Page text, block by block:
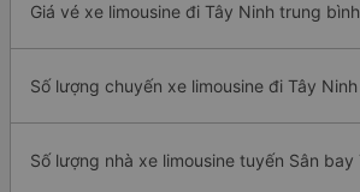
Giá vé xe limousine đi Tây Ninh trung bình
Số lượng chuyến xe limousine đi Tây Ninh
Số lượng nhà xe limousine tuyến Sân